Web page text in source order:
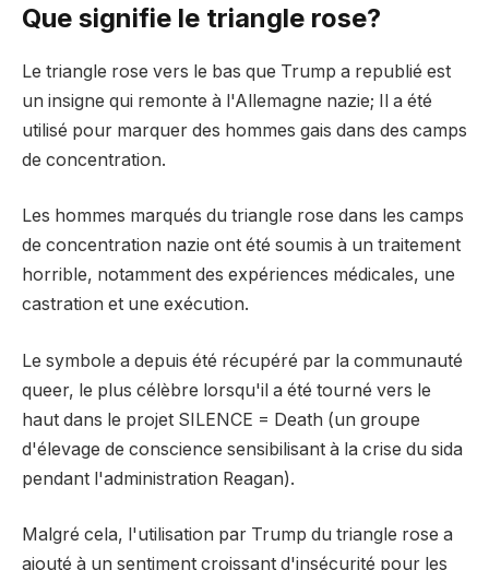
Que signifie le triangle rose?
Le triangle rose vers le bas que Trump a republié est
un insigne qui remonte à l'Allemagne nazie; Il a été
utilisé pour marquer des hommes gais dans des camps
de concentration.
Les hommes marqués du triangle rose dans les camps
de concentration nazie ont été soumis à un traitement
horrible, notamment des expériences médicales, une
castration et une exécution.
Le symbole a depuis été récupéré par la communauté
queer, le plus célèbre lorsqu'il a été tourné vers le
haut dans le projet SILENCE = Death (un groupe
d'élevage de conscience sensibilisant à la crise du sida
pendant l'administration Reagan).
Malgré cela, l'utilisation par Trump du triangle rose a
ajouté à un sentiment croissant d'insécurité pour les